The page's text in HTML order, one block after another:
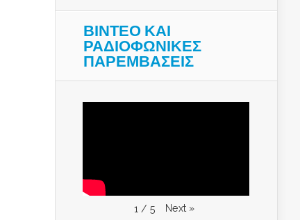
ΒΙΝΤΕΟ ΚΑΙ
ΡΑΔΙΟΦΩΝΙΚΕΣ
ΠΑΡΕΜΒΑΣΕΙΣ
1 / 5 Next »